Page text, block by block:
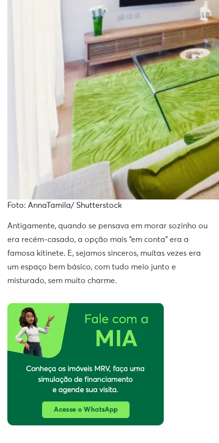
Foto: AnnaTamila/ Shutterstock
Antigamente, quando se pensava em morar sozinho ou
era recém-casado, a opção mais “em conta” era a
famosa kitinete. E, sejamos sinceros, muitas vezes era
um espaço bem básico, com tudo meio junto e
misturado, sem muito charme.